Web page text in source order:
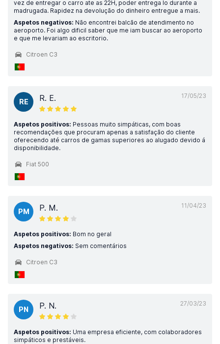
vez de entregar o carro ate as 22H, poder entrega lo durante a
madrugada. Rapidez na devolução do dinheiro entregue a mais.
Aspetos negativos: Não encontrei balcão de atendimento no
aeroporto. Foi algo dificil saber que me iam buscar ao aeroporto
e que me levariam ao escritorio.
Citroen C3
17/05/23
RE R. E.
Aspetos positivos: Pessoas muito simpáticas, com boas
recomendações que procuram apenas a satisfação do cliente
oferecendo até carros de gamas superiores ao alugado devido á
disponibilidade.
Fiat 500
11/04/23
PM P. M.
Aspetos positivos: Bom no geral
Aspetos negativos: Sem comentários
Citroen C3
27/03/23
PN P. N.
Aspetos positivos: Uma empresa eficiente, com colaboradores
simpáticos e prestáveis.